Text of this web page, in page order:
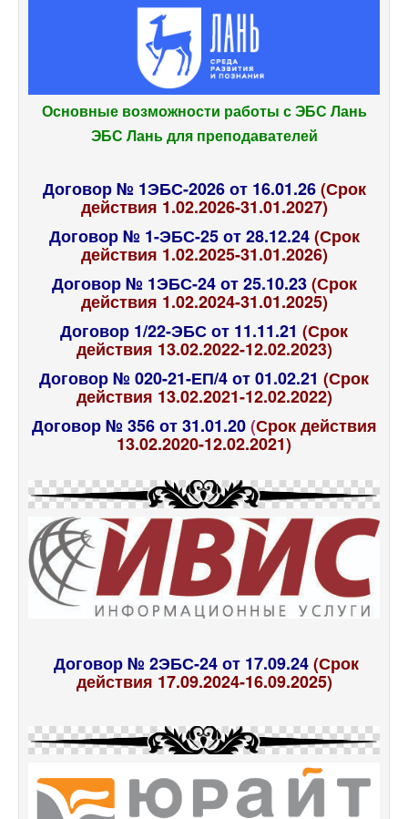
Основные возможности работы с ЭБС Лань
ЭБС Лань для преподавателей
Договор № 1ЭБС-2026 от 16.01.26 (Срок
действия 1.02.2026-31.01.2027)
Договор № 1-ЭБС-25 от 28.12.24(Срок
действия 1.02.2025-31.01.2026)
Договор № 1ЭБС-24 от 25.10.23 (Срок
действия 1.02.2024-31.01.2025)
Договор 1/22-ЭБС от 11.11.21 (Срок
действия 13.02.2022-12.02.2023)
Договор № 020-21-ЕП/4 от 01.02.21 (Срок
действия 13.02.2021-12.02.2022)
Договор № 356 от 31.01.20(Срок действия
13.02.2020-12.02.2021)
Договор № 2ЭБС-24 от 17.09.24(Срок
действия 17.09.2024-16.09.2025)